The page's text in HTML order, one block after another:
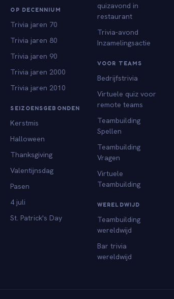
OP DECENNIUM
Trivia jaren 70
Trivia jaren 80
Trivia jaren 90
Trivia jaren 2000
Trivia jaren 2010
SEIZOENSGEBONDEN
Kerstmis
Halloween
Thanksgiving
Valentijnsdag
Pasen
4 juli
St. Patrick's Day
quizavond in
restaurant
Trivia-avond
Inzamelingsactie
VOOR TEAMS
Bedrijfstrivia
Virtuele quiz voor
remote teams
Teambuilding
Spellen
Teambuilding
Vragen
Virtuele
Teambuilding
WERELDWIJD
Teambuilding
wereldwijd
Bar trivia
wereldwijd